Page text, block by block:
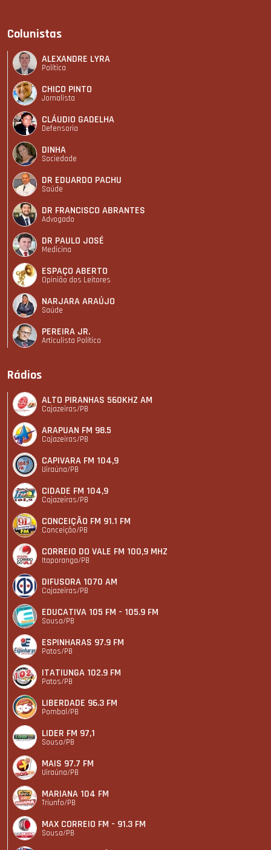
Colunistas
ALEXANDRE LYRA
Política
CHICO PINTO
Jornalista
CLÁUDIO GADELHA
Defensoria
DINHA
Sociedade
DR EDUARDO PACHU
Saúde
DR FRANCISCO ABRANTES
Advogado
DR PAULO JOSÉ
Medicina
ESPAÇO ABERTO
Opinião dos Leitores
NARJARA ARAÚJO
Saúde
PEREIRA JR.
Articulista Polí­tico
Rádios
ALTO PIRANHAS 560KHZ AM
Cajazeiras/PB
ARAPUAN FM 98.5
Cajazeiras/PB
CAPIVARA FM 104,9
Uiraúna/PB
CIDADE FM 104,9
Cajazeiras/PB
CONCEIÇÃO FM 91.1 FM
Conceição/PB
CORREIO DO VALE FM 100,9 MHZ
Itaporanga/PB
DIFUSORA 1070 AM
Cajazeiras/PB
EDUCATIVA 105 FM - 105.9 FM
Sousa/PB
ESPINHARAS 97.9 FM
Patos/PB
ITATIUNGA 102.9 FM
Patos/PB
LIBERDADE 96.3 FM
Pombal/PB
LIDER FM 97,1
Sousa/PB
MAIS 97.7 FM
Uiraúna/PB
MARIANA 104 FM
Triunfo/PB
MAX CORREIO FM - 91.3 FM
Sousa/PB